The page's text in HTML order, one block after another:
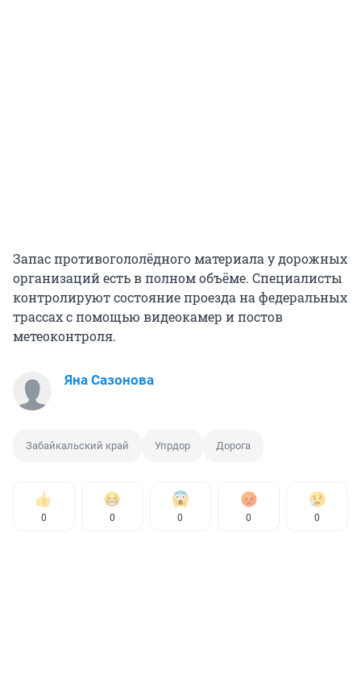
Запас противогололёдного материала у дорожных
организаций есть в полном объёме. Специалисты
контролируют состояние проезда на федеральных
трассах с помощью видеокамер и постов
метеоконтроля.
Яна Сазонова
Забайкальский край Упрдор Дорога
0 0 0 0 0